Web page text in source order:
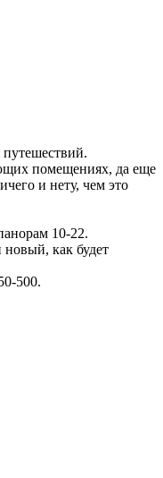
помещениях, да еще
и нету, чем это
10-22.
как будет
500.